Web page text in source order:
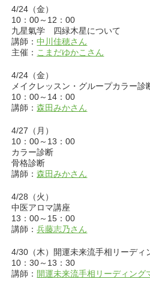
4/24（金）
10：00～12：00
九星氣学 四緑木星について
講師：中川佳穂さん
主催： こまだゆかこさん
4/24（金）
メイクレッスン・グループカラー診
10：00～14：00
講師：森田みかさん
4/27（月）
10：00～13：00
カラー診断
骨格診断
講師：森田みかさん
4/28（火）
中医アロマ講座
13：00～15：00
講師：兵藤志乃さん
4/30（木）開運未来流手相リーデ
10：30～13：30
講師： 開運未来流手相リーディング